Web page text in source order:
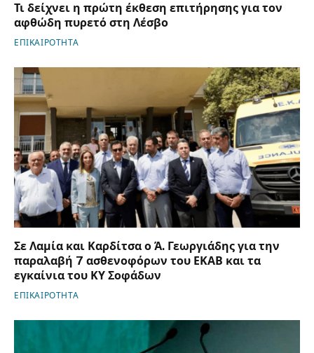
Τι δείχνει η πρώτη έκθεση επιτήρησης για τον
αφθώδη πυρετό στη Λέσβο
ΕΠΙΚΑΙΡΟΤΗΤΑ
Σε Λαμία και Καρδίτσα ο Ά. Γεωργιάδης για την
παραλαβή 7 ασθενοφόρων του ΕΚΑΒ και τα
εγκαίνια του ΚΥ Σοφάδων
ΕΠΙΚΑΙΡΟΤΗΤΑ